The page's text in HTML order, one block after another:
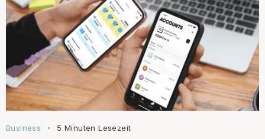
Business • 5 Minuten Lesezeit